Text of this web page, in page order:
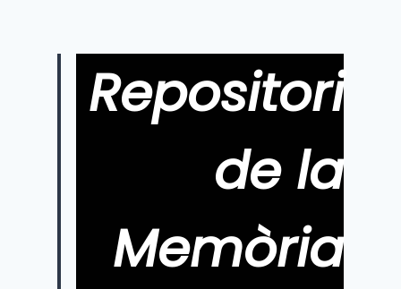
Repositori
de la
Memòria